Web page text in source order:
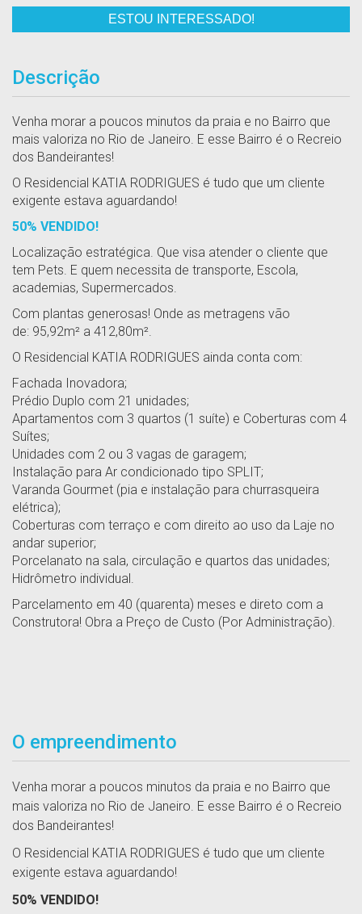
ESTOU INTERESSADO!
Descrição
Venha morar a poucos minutos da praia e no Bairro que
mais valoriza no Rio de Janeiro. E esse Bairro é o Recreio
dos Bandeirantes!
O Residencial KATIA RODRIGUES é tudo que um cliente
exigente estava aguardando!
50% VENDIDO!
Localização estratégica. Que visa atender o cliente que
tem Pets. E quem necessita de transporte, Escola,
academias, Supermercados.
Com plantas generosas! Onde as metragens vão
de: 95,92m² a 412,80m².
O Residencial KATIA RODRIGUES ainda conta com:
Fachada Inovadora;
Prédio Duplo com 21 unidades;
Apartamentos com 3 quartos (1 suíte) e Coberturas com 4
Suítes;
Unidades com 2 ou 3 vagas de garagem;
Instalação para Ar condicionado tipo SPLIT;
Varanda Gourmet (pia e instalação para churrasqueira
elétrica);
Coberturas com terraço e com direito ao uso da Laje no
andar superior;
Porcelanato na sala, circulação e quartos das unidades;
Hidrômetro individual.
Parcelamento em 40 (quarenta) meses e direto com a
Construtora! Obra a Preço de Custo (Por Administração).
O empreendimento
Venha morar a poucos minutos da praia e no Bairro que
mais valoriza no Rio de Janeiro. E esse Bairro é o Recreio
dos Bandeirantes!
O Residencial KATIA RODRIGUES é tudo que um cliente
exigente estava aguardando!
50% VENDIDO!